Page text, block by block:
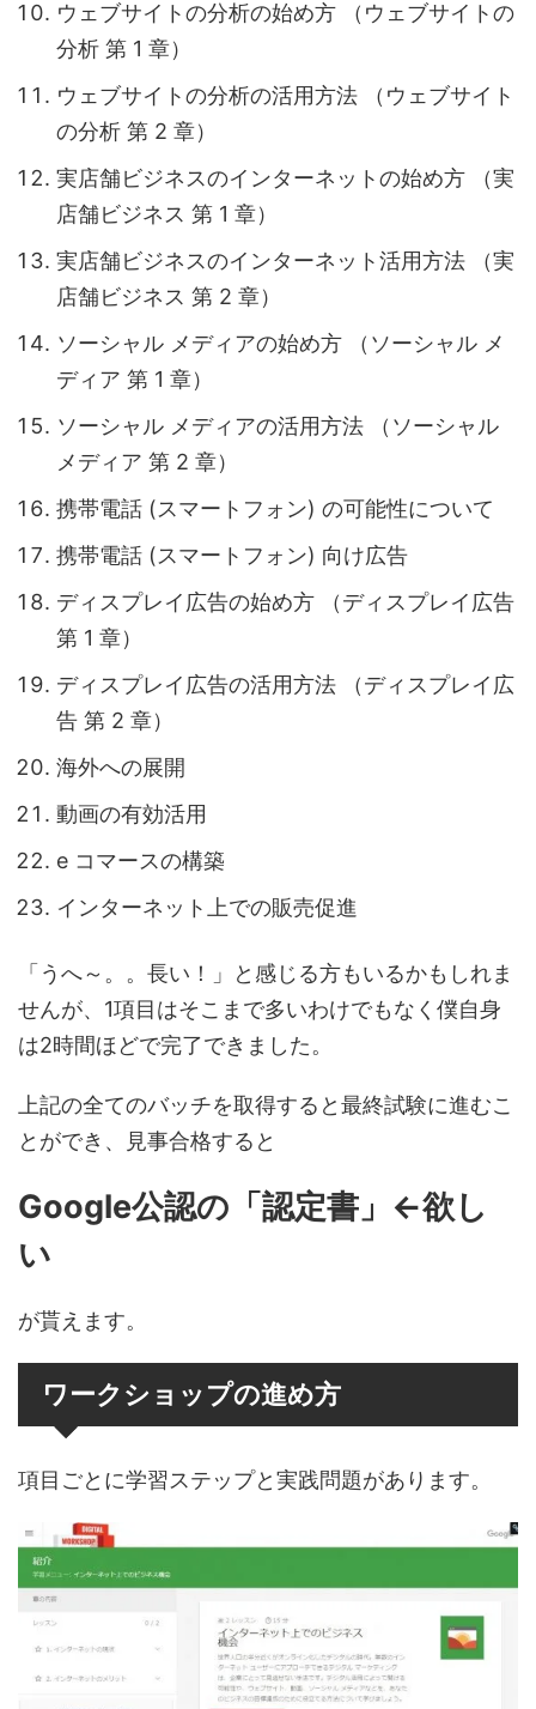
ウェブサイトの分析の始め方 （ウェブサイトの
分析 第 1 章）
ウェブサイトの分析の活用方法 （ウェブサイト
の分析 第 2 章）
実店舗ビジネスのインターネットの始め方 （実
店舗ビジネス 第 1 章）
実店舗ビジネスのインターネット活用方法 （実
店舗ビジネス 第 2 章）
ソーシャル メディアの始め方 （ソーシャル メ
ディア 第 1 章）
ソーシャル メディアの活用方法 （ソーシャル
メディア 第 2 章）
携帯電話 (スマートフォン) の可能性について
携帯電話 (スマートフォン) 向け広告
ディスプレイ広告の始め方 （ディスプレイ広告
第 1 章）
ディスプレイ広告の活用方法 （ディスプレイ広
告 第 2 章）
海外への展開
動画の有効活用
e コマースの構築
インターネット上での販売促進
「うへ～。。長い！」と感じる方もいるかもしれま
せんが、1項目はそこまで多いわけでもなく僕自身
は2時間ほどで完了できました。
上記の全てのバッチを取得すると最終試験に進むこ
とができ、見事合格すると
Google公認の「認定書」←欲し
い
が貰えます。
ワークショップの進め方
項目ごとに学習ステップと実践問題があります。